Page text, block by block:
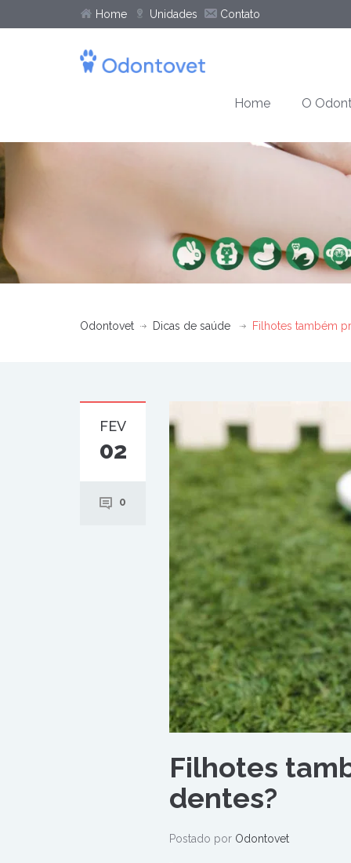
Home Unidades Contato
Home O
Odontovet Dicas de saúde Filhotes também
FEV
02
0
Filhotes
dentes?
Postado por Odontovet